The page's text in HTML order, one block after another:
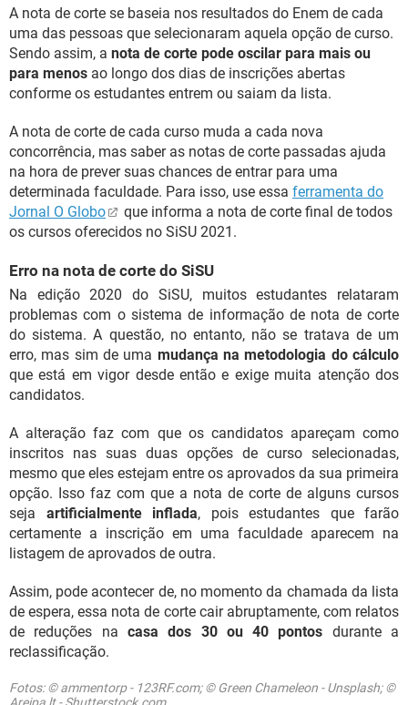
A nota de corte se baseia nos resultados do Enem de cada
uma das pessoas que selecionaram aquela opção de curso.
Sendo assim, a nota de corte pode oscilar para mais ou
para menos ao longo dos dias de inscrições abertas
conforme os estudantes entrem ou saiam da lista.
A nota de corte de cada curso muda a cada nova
concorrência, mas saber as notas de corte passadas ajuda
na hora de prever suas chances de entrar para uma
determinada faculdade. Para isso, use essa ferramenta do
Jornal O Globo
que informa a nota de corte final de todos
os cursos oferecidos no SiSU 2021.
Erro na nota de corte do SiSU
Na edição 2020 do SiSU, muitos estudantes relataram
problemas com o sistema de informação de nota de corte
do sistema. A questão, no entanto, não se tratava de um
erro, mas sim de uma mudança na metodologia do cálculo
que está em vigor desde então e exige muita atenção dos
candidatos.
A alteração faz com que os candidatos apareçam como
inscritos nas suas duas opções de curso selecionadas,
mesmo que eles estejam entre os aprovados da sua primeira
opção. Isso faz com que a nota de corte de alguns cursos
seja artificialmente inflada, pois estudantes que farão
certamente a inscrição em uma faculdade aparecem na
listagem de aprovados de outra.
Assim, pode acontecer de, no momento da chamada da lista
de espera, essa nota de corte cair abruptamente, com relatos
de reduções na casa dos 30 ou 40 pontos durante a
reclassificação.
Fotos: © ammentorp - 123RF.com; © Green Chameleon - Unsplash; ©